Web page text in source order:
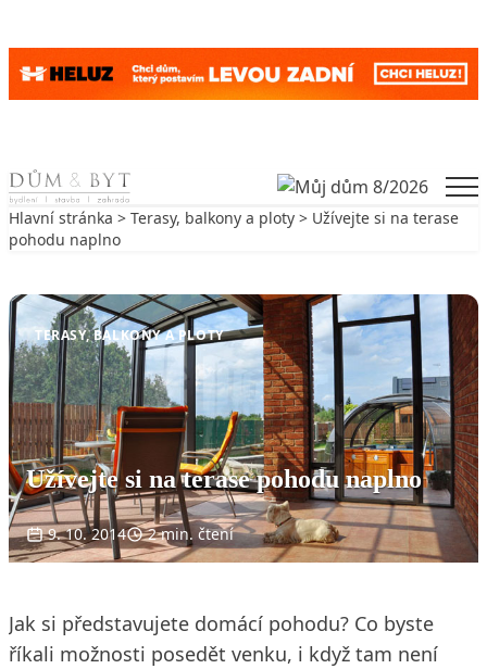
Skip to content
Hlavní stránka > Terasy, balkony a ploty > Užívejte si na terase
pohodu naplno
TERASY, BALKONY A PLOTY
Užívejte si na terase pohodu naplno
9. 10. 2014 2 min. čtení
Jak si představujete domácí pohodu? Co byste
říkali možnosti posedět venku, i když tam není